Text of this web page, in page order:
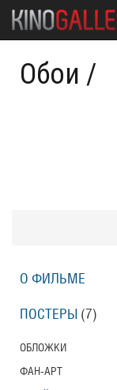
Обои /
О ФИЛЬМЕ
ПОСТЕРЫ (7)
ОБЛОЖКИ
ФАН-АРТ